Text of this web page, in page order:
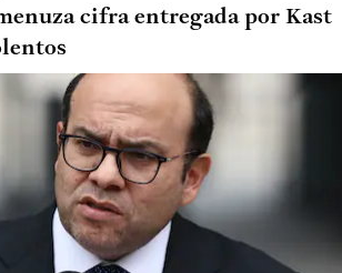
cifra entregada por Kast